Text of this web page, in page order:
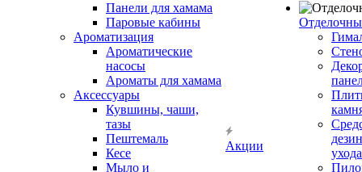
Панели для хамама
Паровые кабины
Ароматизация
Ароматические
насосы
Ароматы для хамама
Аксессуары
Кувшины, чаши,
тазы
Пештемаль
Кесе
Мыло и
Акции
ухода